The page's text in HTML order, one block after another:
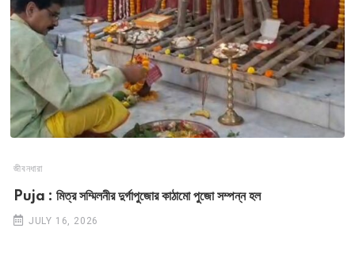
জীবনধারা
Puja : মিত্র সম্মিলনীর দুর্গাপুজোর কাঠামো পুজো সম্পন্ন হল
JULY 16, 2026